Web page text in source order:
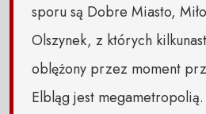
sporu są Dobre Miasto,
Olszynek, z których
oblężony przez moment
Elbląg jest